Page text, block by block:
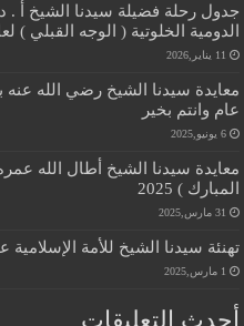
جدول رحلة فضيلة سيدنا الشيخ أ .
الدومية الخلوتية ( الوجه القبلي ) لعام 1447هـ/
11 يناير,2026
عام وانتم بخير
6 يونيو,2025
معايدة سيدنا الشيخ أطال الله
المبارك ) 2025
31 مارس,2025
تهنئة سيدنا الشيخ للأمة الإسلامية
1 مارس,2025
أحدث التعليقات